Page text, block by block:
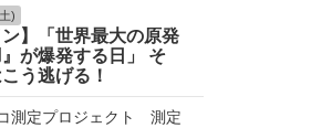
)
ン】「世界最大の原発
』が爆発する日」 そ
う逃げる！
測定プロジェクト 測定